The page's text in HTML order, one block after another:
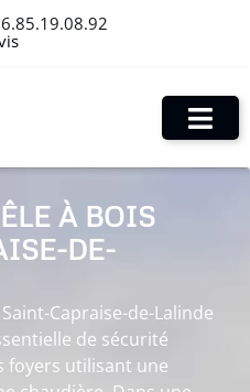
À BOIS
DE-
Capraise-de-Lalinde
de sécurité
foyers utilisant une